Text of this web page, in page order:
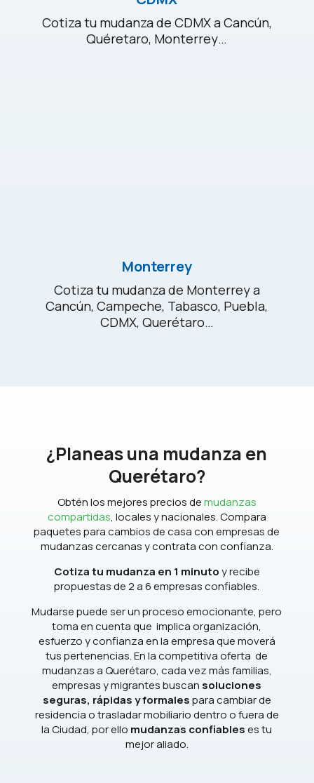
Cotiza tu mudanza de CDMX a Cancún,
Quéretaro, Monterrey…
Monterrey
Cotiza tu mudanza de Monterrey a
Cancún, Campeche, Tabasco, Puebla,
CDMX, Querétaro…
¿Planeas una mudanza en
Querétaro?
Obtén los mejores precios demudanzas
compartidas, locales y nacionales. Compara
paquetes para cambios de casa con empresas de
mudanzas cercanas y contrata con confianza.
Cotiza tu mudanza en 1 minutoy recibe
propuestas de 2 a 6 empresas confiables.
Mudarse puede ser un proceso emocionante, pero
toma en cuenta que implica organización,
esfuerzo y confianza en la empresa que moverá
tus pertenencias. En la competitiva oferta de
mudanzas a Querétaro, cada vez más familias,
empresas y migrantes buscan soluciones
seguras, rápidas y formalespara cambiar de
residencia o trasladar mobiliario dentro o fuera de
la Ciudad, por ello mudanzas confiableses tu
mejor aliado.